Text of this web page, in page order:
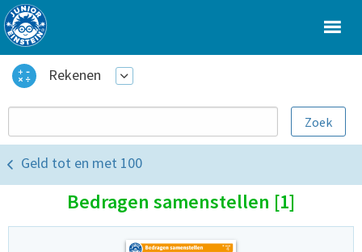
Rekenen
Geld tot en met 100
Bedragen samenstellen [1]